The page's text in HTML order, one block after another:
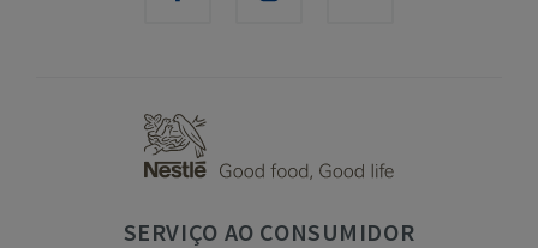
SERVIÇO AO CONSUMIDOR